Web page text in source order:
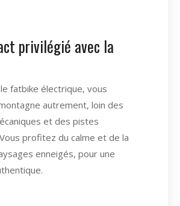
privilégié avec la
fatbike électrique, vous
autrement, loin des
et des pistes
profitez du calme et de la
enneigés, pour une